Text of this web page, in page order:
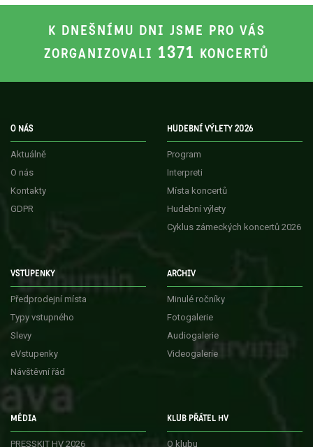
K DNEŠNÍMU DNI JSME PRO VÁS
ZORGANIZOVALI 1371 KONCERTŮ
O NÁS
Aktuálně
O nás
Kontakty
GDPR
HUDEBNÍ VÝLETY 2026
Program
Interpreti
Místa koncertů
Hudební výlety
Cyklus zámeckých koncertů 2026
VSTUPENKY
Předprodejní místa
Typy vstupného
Slevy
eVstupenky
Návštěvní řád
ARCHIV
Minulé ročníky
Fotogalerie
Audiogalerie
Videogalerie
MÉDIA
PRESSKIT HV 2026
KLUB PŘÁTEL HV
O klubu